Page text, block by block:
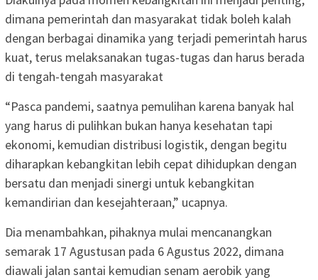
dimana pemerintah dan masyarakat tidak boleh kalah
dengan berbagai dinamika yang terjadi pemerintah harus
kuat, terus melaksanakan tugas-tugas dan harus berada
di tengah-tengah masyarakat
“Pasca pandemi, saatnya pemulihan karena banyak hal
yang harus di pulihkan bukan hanya kesehatan tapi
ekonomi, kemudian distribusi logistik, dengan begitu
diharapkan kebangkitan lebih cepat dihidupkan dengan
bersatu dan menjadi sinergi untuk kebangkitan
kemandirian dan kesejahteraan,” ucapnya.
Dia menambahkan, pihaknya mulai mencanangkan
semarak 17 Agustusan pada 6 Agustus 2022, dimana
diawali jalan santai kemudian senam aerobik yang